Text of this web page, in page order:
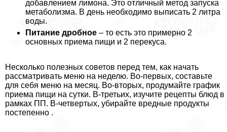
добавлением лимона. Это отличный метод запуска
метаболизма. В день необходимо выписать 2 литра
воды.
Питание дробное – то есть это примерно 2
основных приема пищи и 2 перекуса.
Несколько полезных советов перед тем, как начать
рассматривать меню на неделю. Во-первых, составьте
для себя меню на месяц. Во-вторых, продумайте график
приема пищи на сутки. В-третьих, изучите рецепты блюд в
рамках ПП. В-четвертых, убирайте вредные продукты
постепенно .